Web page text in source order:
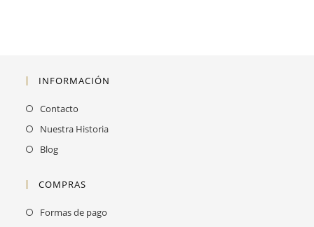
INFORMACIÓN
Contacto
Nuestra Historia
Blog
COMPRAS
Formas de pago